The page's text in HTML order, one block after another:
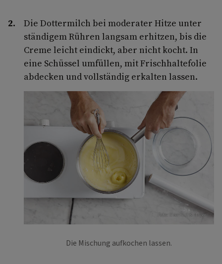
Die Dottermilch bei moderater Hitze unter
ständigem Rühren langsam erhitzen, bis die
Creme leicht eindickt, aber nicht kocht. In
eine Schüssel umfüllen, mit Frischhaltefolie
abdecken und vollständig erkalten lassen.
Foto: Eisenhut & Mayer
Die Mischung aufkochen lassen.